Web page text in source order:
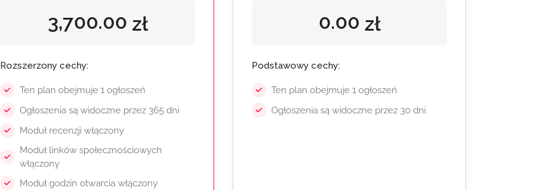
3,700.00 zł
Rozszerzony cechy:
Ten plan obejmuje 1 ogłoszeń
Ogłoszenia są widoczne przez 365 dni
Moduł recenzji włączony
Moduł linków społecznościowych
włączony
Moduł godzin otwarcia włączony
0.00 zł
Podstawowy cechy:
Ten plan obejmuje 1 ogłoszeń
Ogłoszenia są widoczne przez 30 dni